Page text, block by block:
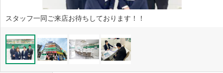
スタッフ一同ご来店お待ちしております！！